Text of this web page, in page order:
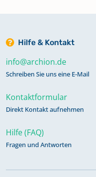
Hilfe & Kontakt
info@archion.de
Schreiben Sie uns eine E-Mail
Kontaktformular
Direkt Kontakt aufnehmen
Hilfe (FAQ)
Fragen und Antworten